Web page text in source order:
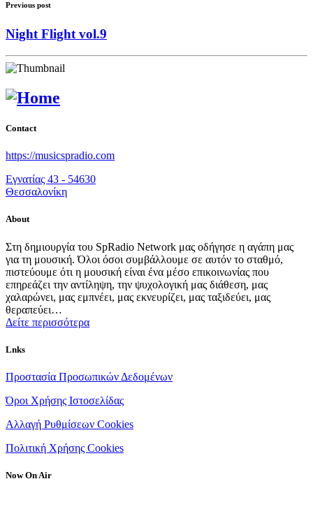
Previous post
Night Flight vol.9
Contact
https://musicspradio.com
Εγνατίας 43 - 54630
Θεσσαλονίκη
About
Στη δημιουργία του SpRadio Network μας οδήγησε η αγάπη μας
για τη μουσική. Όλοι όσοι συμβάλλουμε σε αυτόν το σταθμό,
πιστεύουμε ότι η μουσική είναι ένα μέσο επικοινωνίας που
επηρεάζει την αντίληψη, την ψυχολογική μας διάθεση, μας
χαλαρώνει, μας εμπνέει, μας εκνευρίζει, μας ταξιδεύει, μας
θεραπεύει…
Δείτε περισσότερα
Lnks
Προστασία Προσωπικών Δεδομένων
Όροι Χρήσης Ιστοσελίδας
Αλλαγή Ρυθμίσεων Cookies
Πολιτική Χρήσης Cookies
Now On Air